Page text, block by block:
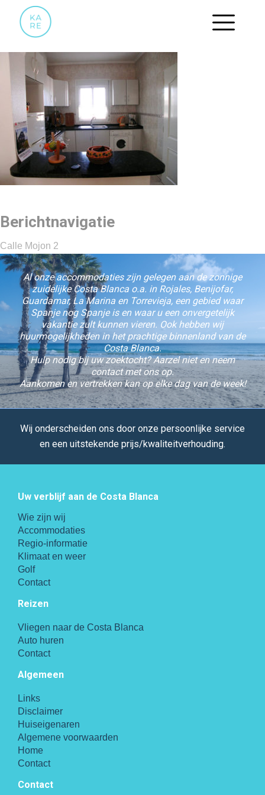
08. KEUKEN
Berichtnavigatie
Calle Mojon 2
Al onze accommodaties zijn gelegen aan de zonnige
zuidelijke Costa Blanca o.a. in Rojales, Benijofar,
Guardamar, La Marina en Torrevieja, een gebied waar
Spanje nog Spanje is en waar u een onvergetelijk
vakantie zult kunnen vieren. Ook hebben wij
huurmogelijkheden in het prachtige binnenland van de
Costa Blanca.
Hulp nodig bij uw zoektocht? Aarzel niet en neem
contact met ons op.
Aankomen en vertrekken kan op elke dag van de week!
Wij onderscheiden ons door onze persoonlijke service
en een uitstekende prijs/kwaliteitverhouding.
Uw verblijf aan de Costa Blanca
Wie zijn wij
Accommodaties
Regio-informatie
Klimaat en weer
Golf
Contact
Reizen
Vliegen naar de Costa Blanca
Auto huren
Contact
Algemeen
Links
Disclaimer
Huiseigenaren
Algemene voorwaarden
Home
Contact
Contact